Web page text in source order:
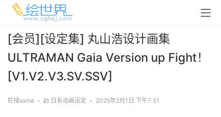
[会员][设定集] 丸山浩设计画集
ULTRAMAN Gaia Version up Fight！
[V1.V2.V3.SV.SSV]
尼禄sama • 日系动画设定 • 2025年2月1日 下午7:31